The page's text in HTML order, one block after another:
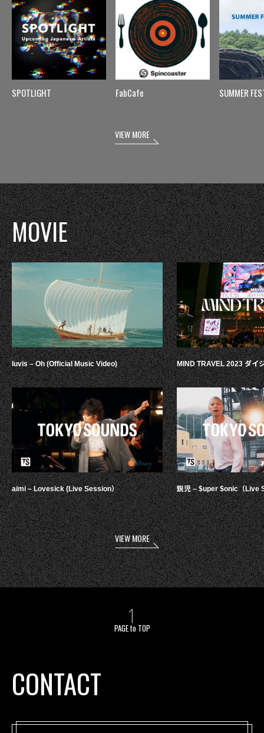
SPOTLIGHT FabCafe SUMMER
VIEW MORE
MOVIE
luvis – Oh (Official Music Video)
aimi – Lovesick (Live Session）
MIND TRAVEL 2023 ダイ
鋭児 – $uper $onic（Live
VIEW MORE
PAGE to TOP
CONTACT